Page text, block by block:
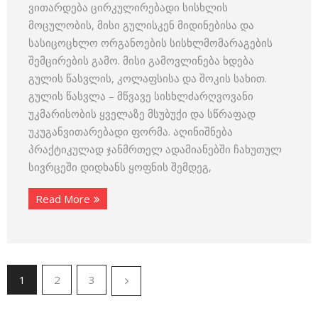
ვითარდება ცირკულირებადი სისხლის
მოცულობის, მისი გულისკენ მიდინებისა და
სასიცოცხლო ორგანოების სისხლმომარაგების
შემცირების გამო. მისი გამოვლინება ხდება
გულის წასვლის, კოლაფსისა და შოკის სახით.
გულის წასვლა – მწვავე სისხლძარღვოვანი
უკმარისობის ყველაზე მსუბუქი და სწრაფად
უკუგანვითარებადი ფორმა. აღინიშნება
პრაქტიკულად ჯანმრთელ ადამიანებში ჩახუთულ
სივრცეში დიდხანს ყოფნის შემდეგ,
Read More
1 2 3